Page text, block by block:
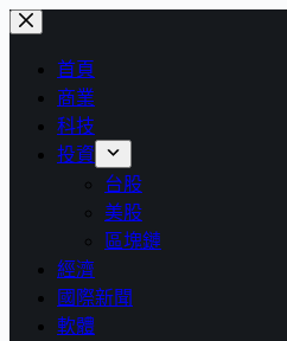
跳
首頁
商業
科技
投資
台股
美股
區塊鏈
經濟
國際新聞
軟體